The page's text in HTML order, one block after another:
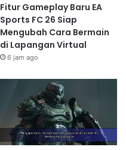
Fitur Gameplay Baru EA
Sports FC 26 Siap
Mengubah Cara Bermain
di Lapangan Virtual
6 jam ago